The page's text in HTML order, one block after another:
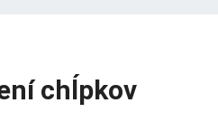
chĺpkov